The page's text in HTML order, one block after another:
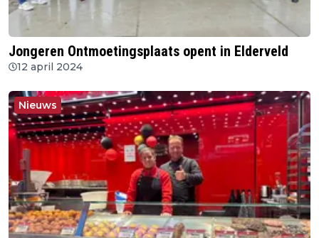
Jongeren Ontmoetingsplaats opent in Elderveld
12 april 2024
Nieuws